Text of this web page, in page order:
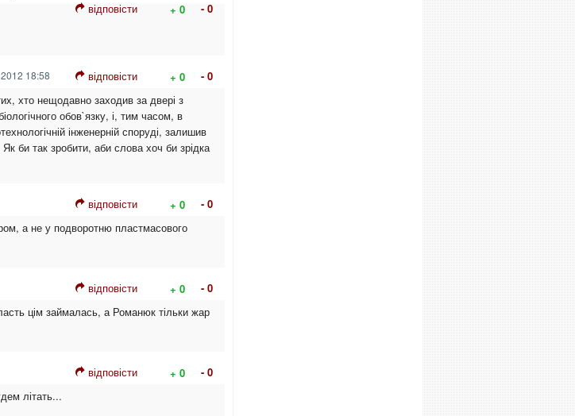
відповісти + 0 - 0
18:58 відповісти + 0
- 0
хто нещодавно заходив за двері з
обов`язку, і, тим часом, в
інженерній споруді, залишив
би так зробити, аби слова хоч би зрідка
відповісти + 0
- 0
а не у подворотню пластмасового
відповісти + 0
- 0
цім займалась, а Романюк тільки жар
відповісти + 0
- 0
літать...